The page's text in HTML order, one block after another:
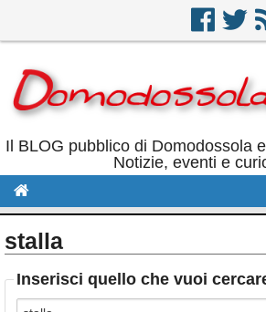
Il BLOG pubblico di Domodossola
Notizie, eventi e
Politica
stalla
Inserisci quello che vuoi